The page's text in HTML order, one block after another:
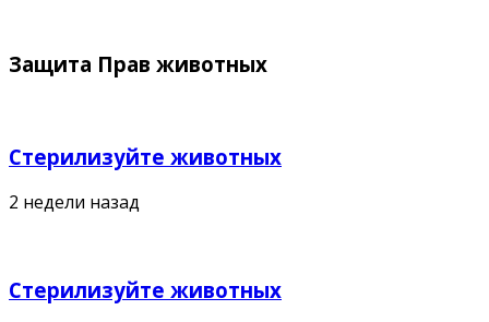
Защита Прав животных
Стерилизуйте животных
2 недели назад
Стерилизуйте животных